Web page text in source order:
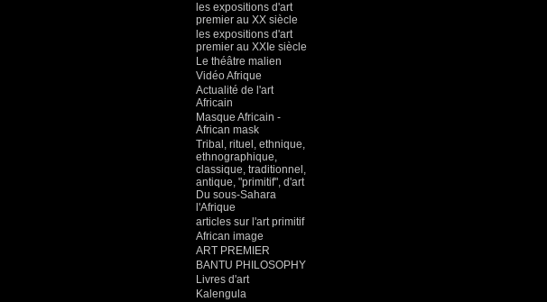
les expositions d'art
premier au XX siècle
les expositions d'art
premier au XXIe siècle
Le théâtre malien
Vidéo Afrique
Actualité de l'art
Africain
Masque Africain -
African mask
Tribal, rituel, ethnique,
ethnographique,
classique, traditionnel,
antique, "primitif", d'art
Du sous-Sahara
l'Afrique
articles sur l'art primitif
African image
ART PREMIER
BANTU PHILOSOPHY
Livres d'art
Kalengula